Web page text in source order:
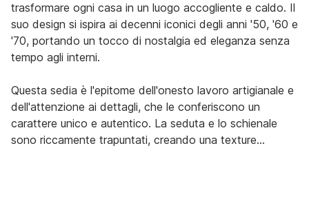
trasformare ogni casa in un luogo accogliente e caldo. Il
suo design si ispira ai decenni iconici degli anni '50, '60 e
'70, portando un tocco di nostalgia ed eleganza senza
tempo agli interni.
Questa sedia è l'epitome dell'onesto lavoro artigianale e
dell'attenzione ai dettagli, che le conferiscono un
carattere unico e autentico. La seduta e lo schienale
sono riccamente trapuntati, creando una texture